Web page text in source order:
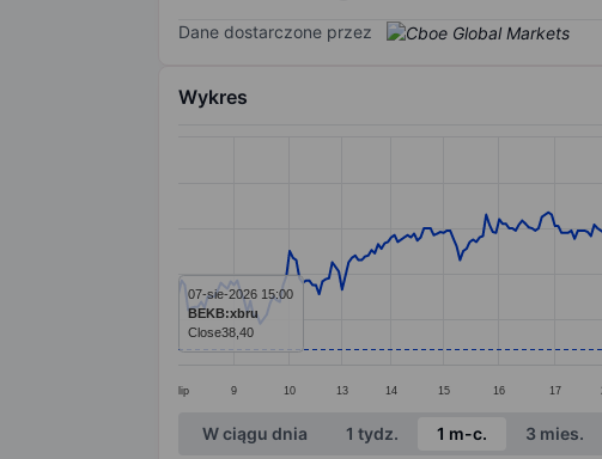
Dane dostarczone przez
Wykres
The chart has 1 X axis displaying categories.
The chart has 1 Y axis displaying values.
lip 9 10 13 14 15 16 17
07-sie-2026 15:00
BEKB:xbru
Close38,40
End of interactive chart.
W ciągu dnia 1 tydz. 1 m-c. 3 mies.